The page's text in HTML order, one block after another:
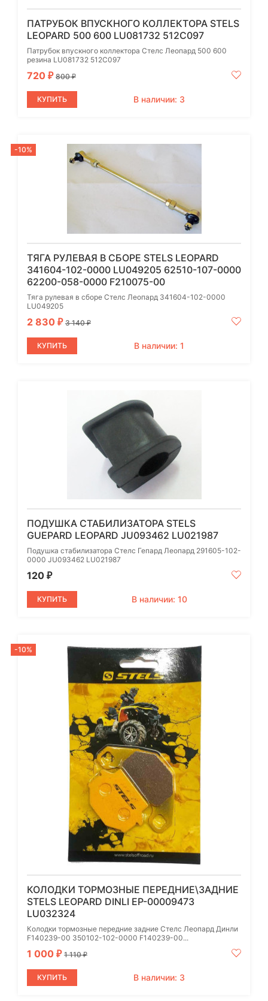
ПАТРУБОК ВПУСКНОГО КОЛЛЕКТОРА STELS
LEOPARD 500 600 LU081732 512C097
Патрубок впускного коллектора Стелс Леопард 500 600
резина LU081732 512C097
720 ₽ 800₽
КУПИТЬ В наличии: 3
-10%
ТЯГА РУЛЕВАЯ В СБОРЕ STELS LEOPARD
341604-102-0000 LU049205 62510-107-0000
62200-058-0000 F210075-00
Тяга рулевая в сборе Стелс Леопард 341604-102-0000
LU049205
2 830 ₽ 3 140₽
КУПИТЬ В наличии: 1
ПОДУШКА СТАБИЛИЗАТОРА STELS
GUEPARD LEOPARD JU093462 LU021987
Подушка стабилизатора Стелс Гепард Леопард 291605-102-
0000 JU093462 LU021987
120 ₽
КУПИТЬ В наличии: 10
-10%
КОЛОДКИ ТОРМОЗНЫЕ ПЕРЕДНИЕ\ЗАДНИЕ
STELS LEOPARD DINLI EP-00009473
LU032324
Колодки тормозные передние задние Стелс Леопард Динли
F140239-00 350102-102-0000 F140239-00...
1 000 ₽ 1 110₽
КУПИТЬ В наличии: 3